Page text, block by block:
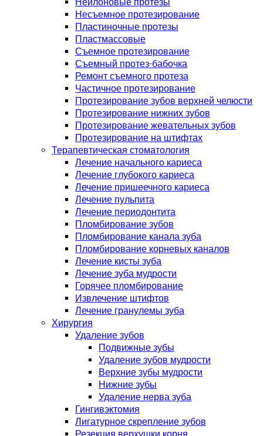
Нейлоновые протезы
Несъемное протезирование
Пластиночные протезы
Пластмассовые
Съемное протезирование
Съемный протез-бабочка
Ремонт съемного протеза
Частичное протезирование
Протезирование зубов верхней челюсти
Протезирование нижних зубов
Протезирование жевательных зубов
Протезирование на штифтах
Терапевтическая стоматология
Лечение начального кариеса
Лечение глубокого кариеса
Лечение пришеечного кариеса
Лечение пульпита
Лечение периодонтита
Пломбирование зубов
Пломбирование канала зуба
Пломбирование корневых каналов
Лечение кисты зуба
Лечение зуба мудрости
Горячее пломбирование
Извлечение штифтов
Лечение гранулемы зуба
Хирургия
Удаление зубов
Подвижные зубы
Удаление зубов мудрости
Верхние зубы мудрости
Нижние зубы
Удаление нерва зуба
Гингивэктомия
Лигатурное скрепление зубов